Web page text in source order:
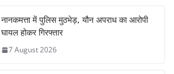
नानकमत्ता में पुलिस मुठभेड़, यौन अपराध का आरोपी
घायल होकर गिरफ्तार
7 August 2026